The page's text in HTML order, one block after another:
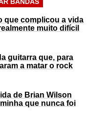
que complicou a vida
muito difícil
guitarra que, para
a matar o rock
de Brian Wilson
que nunca foi